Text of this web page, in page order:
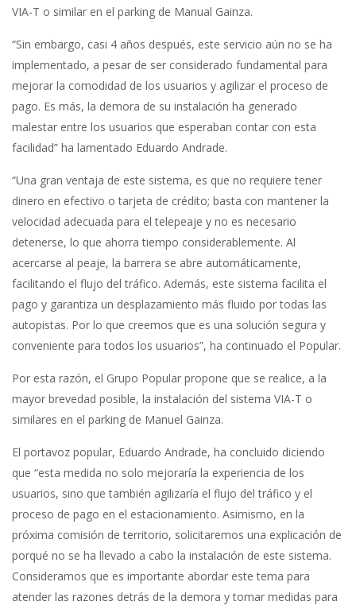
VIA-T o similar en el parking de Manual Gainza.
“Sin embargo, casi 4 años después, este servicio aún no se ha
implementado, a pesar de ser considerado fundamental para
mejorar la comodidad de los usuarios y agilizar el proceso de
pago. Es más, la demora de su instalación ha generado
malestar entre los usuarios que esperaban contar con esta
facilidad” ha lamentado Eduardo Andrade.
“Una gran ventaja de este sistema, es que no requiere tener
dinero en efectivo o tarjeta de crédito; basta con mantener la
velocidad adecuada para el telepeaje y no es necesario
detenerse, lo que ahorra tiempo considerablemente. Al
acercarse al peaje, la barrera se abre automáticamente,
facilitando el flujo del tráfico. Además, este sistema facilita el
pago y garantiza un desplazamiento más fluido por todas las
autopistas. Por lo que creemos que es una solución segura y
conveniente para todos los usuarios”, ha continuado el Popular.
Por esta razón, el Grupo Popular propone que se realice, a la
mayor brevedad posible, la instalación del sistema VIA-T o
similares en el parking de Manuel Gainza.
El portavoz popular, Eduardo Andrade, ha concluido diciendo
que “esta medida no solo mejoraría la experiencia de los
usuarios, sino que también agilizaría el flujo del tráfico y el
proceso de pago en el estacionamiento. Asimismo, en la
próxima comisión de territorio, solicitaremos una explicación de
porqué no se ha llevado a cabo la instalación de este sistema.
Consideramos que es importante abordar este tema para
atender las razones detrás de la demora y tomar medidas para